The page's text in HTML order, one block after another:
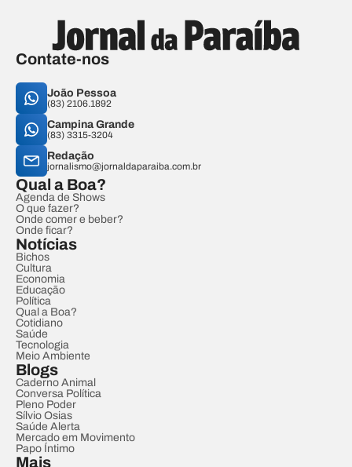
Contate-nos
João Pessoa
(83) 2106.1892
Campina Grande
(83) 3315-3204
Redação
jornalismo@jornaldaparaiba.com.br
Qual a Boa?
Agenda de Shows
O que fazer?
Onde comer e beber?
Onde ficar?
Notícias
Bichos
Cultura
Economia
Educação
Política
Qual a Boa?
Cotidiano
Saúde
Tecnologia
Meio Ambiente
Blogs
Caderno Animal
Conversa Política
Pleno Poder
Sílvio Osias
Saúde Alerta
Mercado em Movimento
Papo Íntimo
Mais